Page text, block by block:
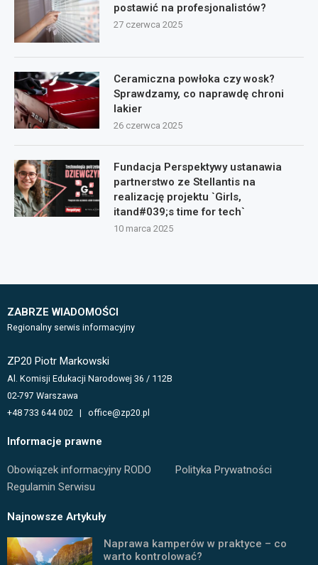
postawić na profesjonalistów?
27 czerwca 2025
Ceramiczna powłoka czy wosk?
Sprawdzamy, co naprawdę chroni
lakier
26 czerwca 2025
Fundacja Perspektywy ustanawia
partnerstwo ze Stellantis na
realizację projektu `Girls,
itand#039;s time for tech`
10 marca 2025
ZABRZE WIADOMOŚCI
Regionalny serwis informacyjny
ZP20 Piotr Markowski
Al. Komisji Edukacji Narodowej 36 / 112B
02-797 Warszawa
+48 733 644 002 | office@zp20.pl
Informacje prawne
Obowiązek informacyjny RODO
Polityka Prywatności
Regulamin Serwisu
Najnowsze Artykuły
Naprawa kamperów w praktyce – co
warto kontrolować?